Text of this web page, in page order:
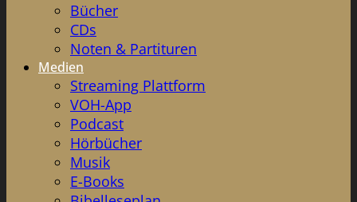
Bücher
CDs
Noten & Partituren
Medien
Streaming Plattform
VOH-App
Podcast
Hörbücher
Musik
E-Books